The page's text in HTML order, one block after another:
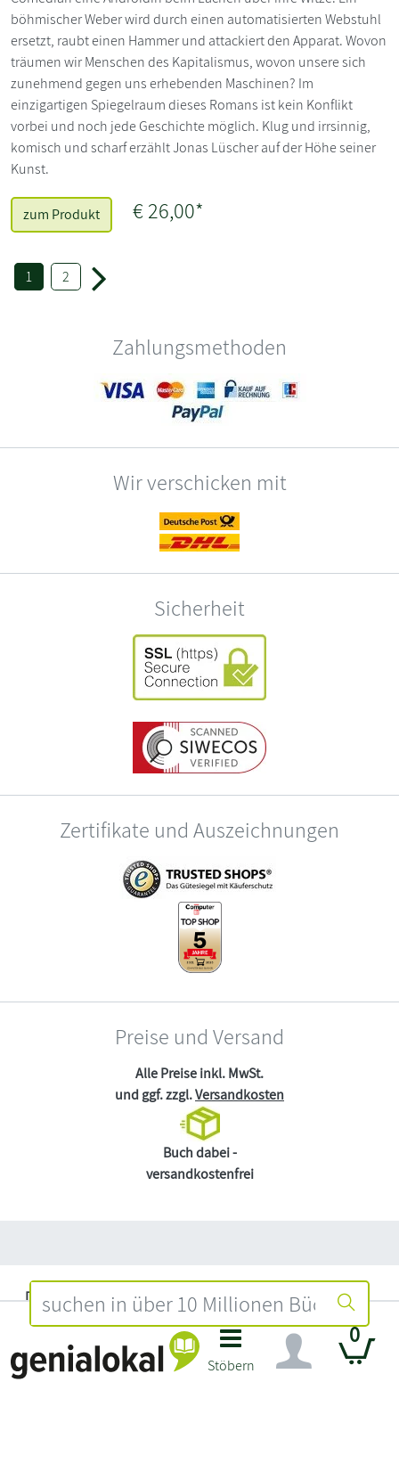
Stöbern
0
böhmischer Weber wird durch einen automatisierten Webstuhl
ersetzt, raubt einen Hammer und attackiert den Apparat. Wovon
träumen wir Menschen des Kapitalismus, wovon unsere sich
zunehmend gegen uns erhebenden Maschinen? Im
einzigartigen Spiegelraum dieses Romans ist kein Konflikt
vorbei und noch jede Geschichte möglich. Klug und irrsinnig,
komisch und scharf erzählt Jonas Lüscher auf der Höhe seiner
Kunst.
zum Produkt € 26,00*
1 2
Zahlungsmethoden
Wir verschicken mit
Sicherheit
Zertifikate und Auszeichnungen
Preise und Versand
Alle Preise inkl. MwSt.
und ggf. zzgl.Versandkosten
Buch dabei -
versandkostenfrei
Datenschutz
Impressum